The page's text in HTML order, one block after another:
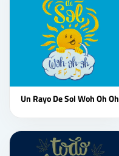
Un Rayo De Sol Woh Oh Oh